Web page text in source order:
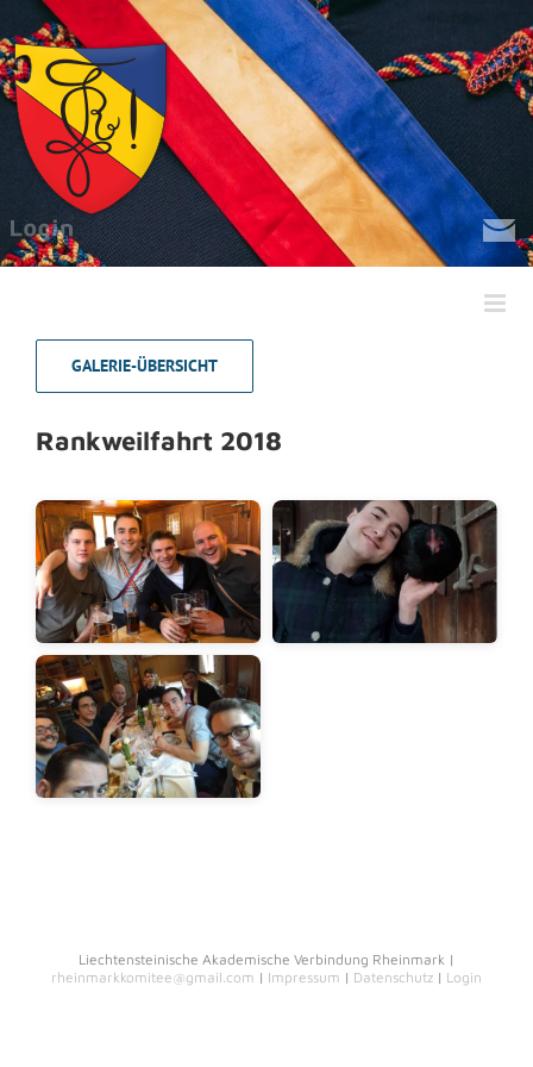
Inhalt
springen
GALERIE-ÜBERSICHT
Rankweilfahrt 2018
Liechtensteinische Akademische Verbindung Rheinmark |
rheinmarkkomitee@gmail.com | Impressum | Datenschutz | Login